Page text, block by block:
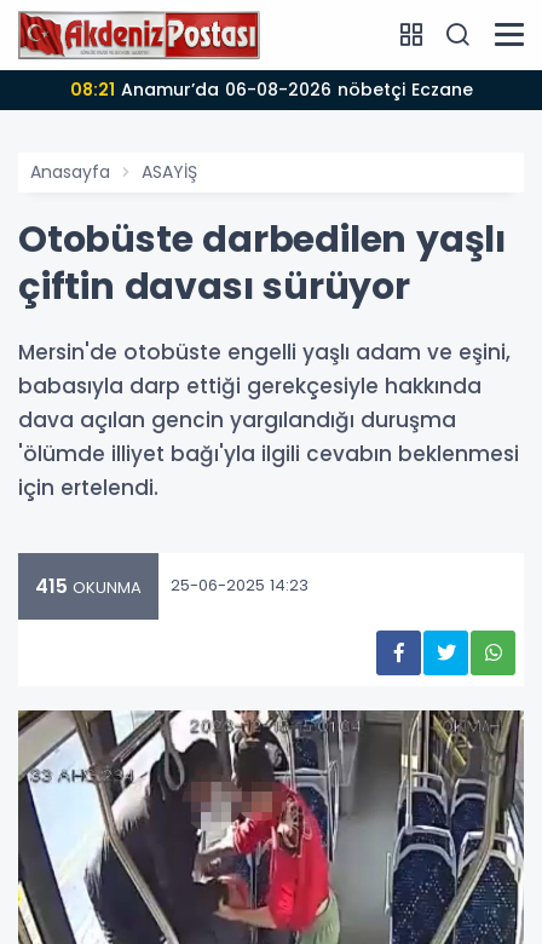
08:20 Anamur Hava Durumu! 06.08.2026!
Anasayfa ASAYİŞ
Otobüste darbedilen yaşlı
çiftin davası sürüyor
Mersin'de otobüste engelli yaşlı adam ve eşini,
babasıyla darp ettiği gerekçesiyle hakkında
dava açılan gencin yargılandığı duruşma
'ölümde illiyet bağı'yla ilgili cevabın beklenmesi
için ertelendi.
415 OKUNMA 25-06-2025 14:23